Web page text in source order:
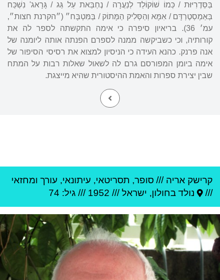
בַּסֵּדֶרִיּוּת / כְּמוֹ שׁוֹקוֹלַד לְנַעֲרָה / נֶחְבֵּאת עַל גַּג / גָּרָאג' נִשְׁכַּח
בְּאַמְסְטֶרְדָּם / אִמָּא וְהַסְּלִיק הַמָּתוֹק / בַּמִּטְבָּח״ (״הקרנת חצות״,
עמ׳ 36). בריאיון סיפרה כי אימה התקשתה לספר לה את
קורותיה, וכי כשביקשה ממנה לספרם הפנתה אותה ליומנה של
אנה פרנק. כהנא העידה כי הניסיון למצוא את רסיסי הסיפור של
אימה ביומן המפורסם גרם לה לשאול שאלות רבות על המתח
שבין יצירת ספרות והאמת ההיסטורית שהיא מייצגת.
קרישק אריה /// סופר, תסריטאי, עיתונאי, עורך ומחזאי
///
נולד בחולון, ישראל///
1952 /// גיל: 74